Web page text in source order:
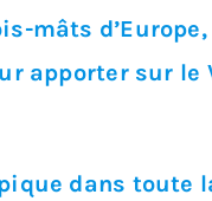
mâts
apporter sur le
dans toute